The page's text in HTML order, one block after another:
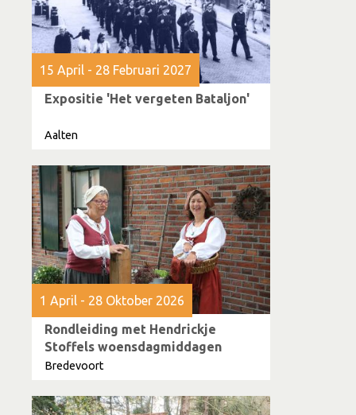
15 April - 28 Februari 2027
Expositie 'Het vergeten Bataljon'
Aalten
1 April - 28 Oktober 2026
Rondleiding met Hendrickje
Stoffels woensdagmiddagen
Bredevoort